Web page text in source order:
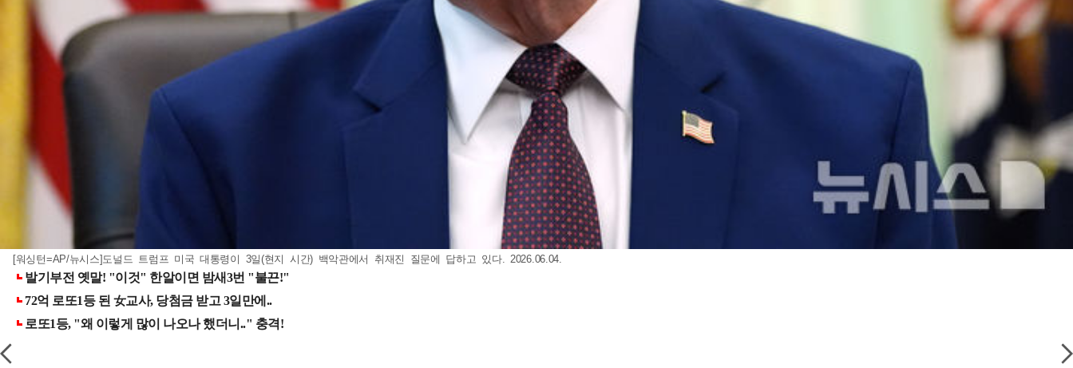
[워싱턴=AP/뉴시스]도널드 트럼프 미국 대통령이 3일(현지 시간) 백악관에서 취재진 질문에 답하고 있다. 2026.06.04.